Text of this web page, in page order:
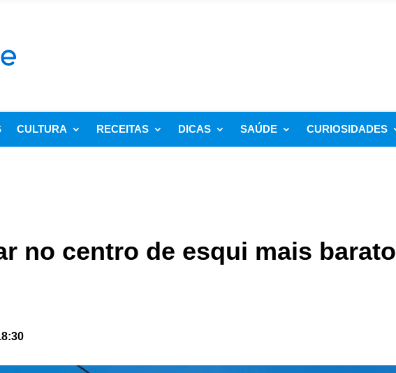
CULTURA RECEITAS DICAS SAÚDE CURIOSIDADES
no centro de esqui mais barato